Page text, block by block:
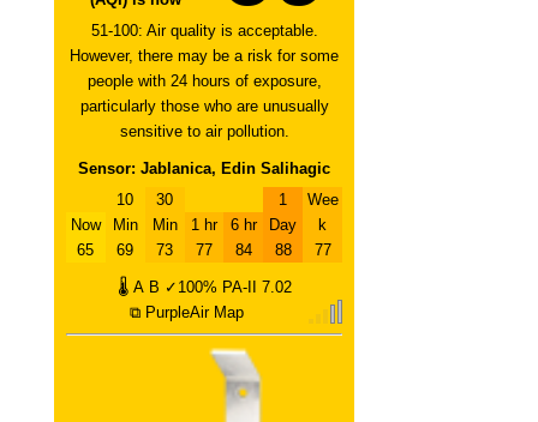
51-100: Air quality is acceptable.
However, there may be a risk for some
people with 24 hours of exposure,
particularly those who are unusually
sensitive to air pollution.
Sensor: Jablanica, Edin Salihagic
Now
65
10
Min
69
30
Min
73
1 hr
77
6 hr
84
1
Day
88
Wee
k
77
🌡 A B ✓100% PA-II
7.02
⧉ PurpleAir Map